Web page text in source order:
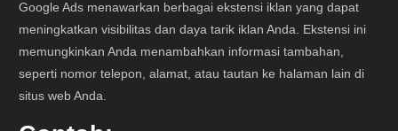
Google Ads menawarkan berbagai ekstensi iklan yang dapat
meningkatkan visibilitas dan daya tarik iklan Anda. Ekstensi ini
memungkinkan Anda menambahkan informasi tambahan,
seperti nomor telepon, alamat, atau tautan ke halaman lain di
situs web Anda.